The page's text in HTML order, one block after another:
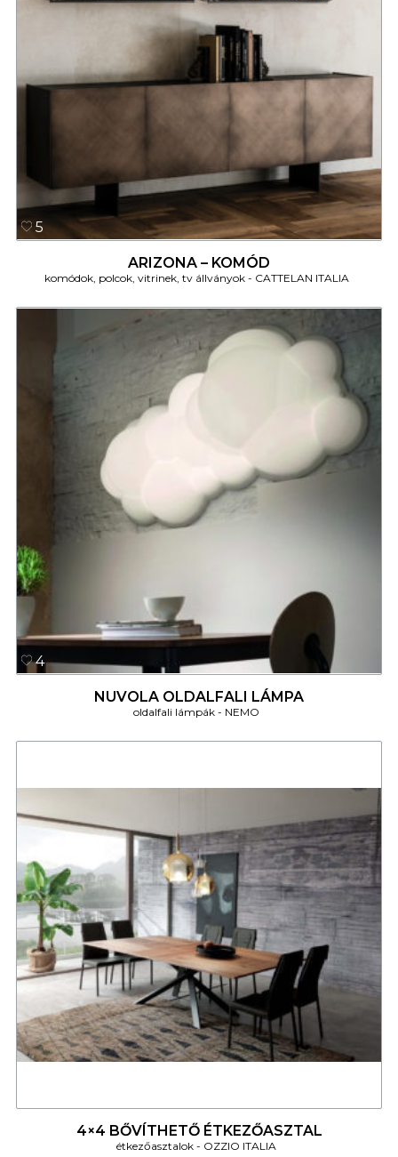
5
ARIZONA – KOMÓD
komódok, polcok, vitrinek, tv állványok CATTELAN ITALIA
4
NUVOLA OLDALFALI LÁMPA
oldalfali lámpák NEMO
4×4 BŐVÍTHETŐ ÉTKEZŐASZTAL
étkezőasztalok OZZIO ITALIA